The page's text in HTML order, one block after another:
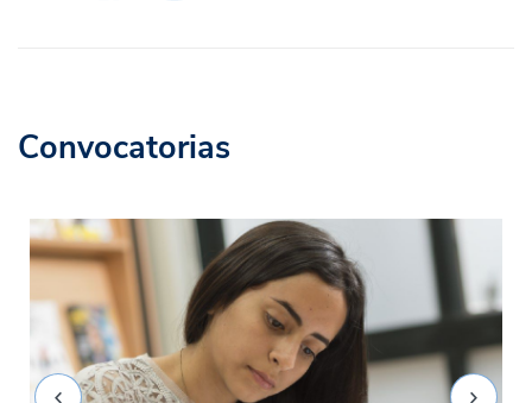
Convocatorias